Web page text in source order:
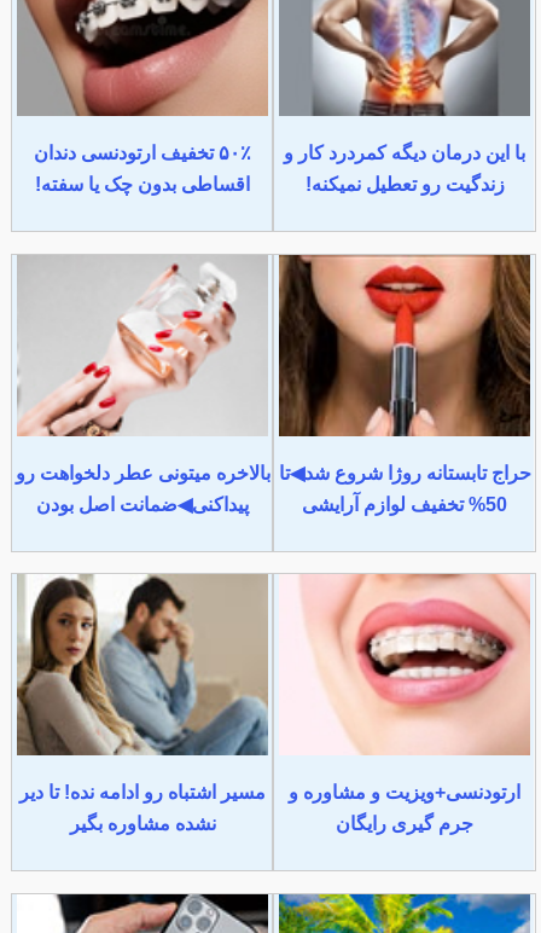
با این درمان دیگه کمردرد کار و
زندگیت رو تعطیل نمیکنه!
۵۰٪ تخفیف ارتودنسی دندان
اقساطی بدون چک یا سفته!
حراج تابستانه روژا شروع شد◀تا
50% تخفیف لوازم آرایشی
بالاخره میتونی عطر دلخواهت رو
پیداکنی◀ضمانت اصل بودن
ارتودنسی+ویزیت و مشاوره و
جرم گیری رایگان
مسیر اشتباه رو ادامه نده! تا دیر
نشده مشاوره بگیر